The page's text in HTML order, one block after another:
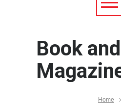
Book and
Home